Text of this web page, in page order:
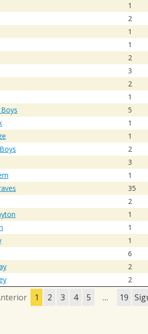
1
2
1
1
2
3
2
1
5
1
1
2
3
1
35
2
1
1
1
6
2
2
1 2 3 4 5 … 19